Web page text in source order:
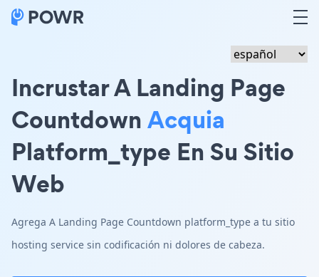
Incrustar A Landing Page
CountdownAcquia
Platform_type En Su Sitio
Web
Agrega A Landing Page Countdown platform_type a tu sitio
hosting service sin codificación ni dolores de cabeza.